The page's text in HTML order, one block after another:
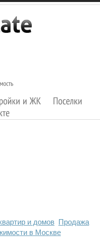
и домов Продажа
в Москве